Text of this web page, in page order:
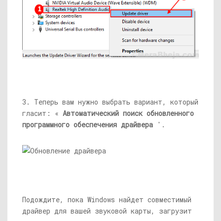
3. Теперь вам нужно выбрать вариант, который
гласит: « Автоматический поиск обновленного
программного обеспечения драйвера '.
Подождите, пока Windows найдет совместимый
драйвер для вашей звуковой карты, загрузит